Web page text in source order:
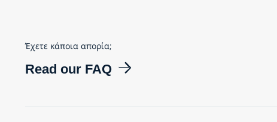
Έχετε κάποια απορία;
Read our FAQ